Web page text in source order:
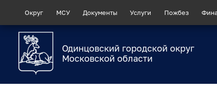
Округ МСУ Документы Услуги Пожбез
Одинцовский городской округ
Московской области